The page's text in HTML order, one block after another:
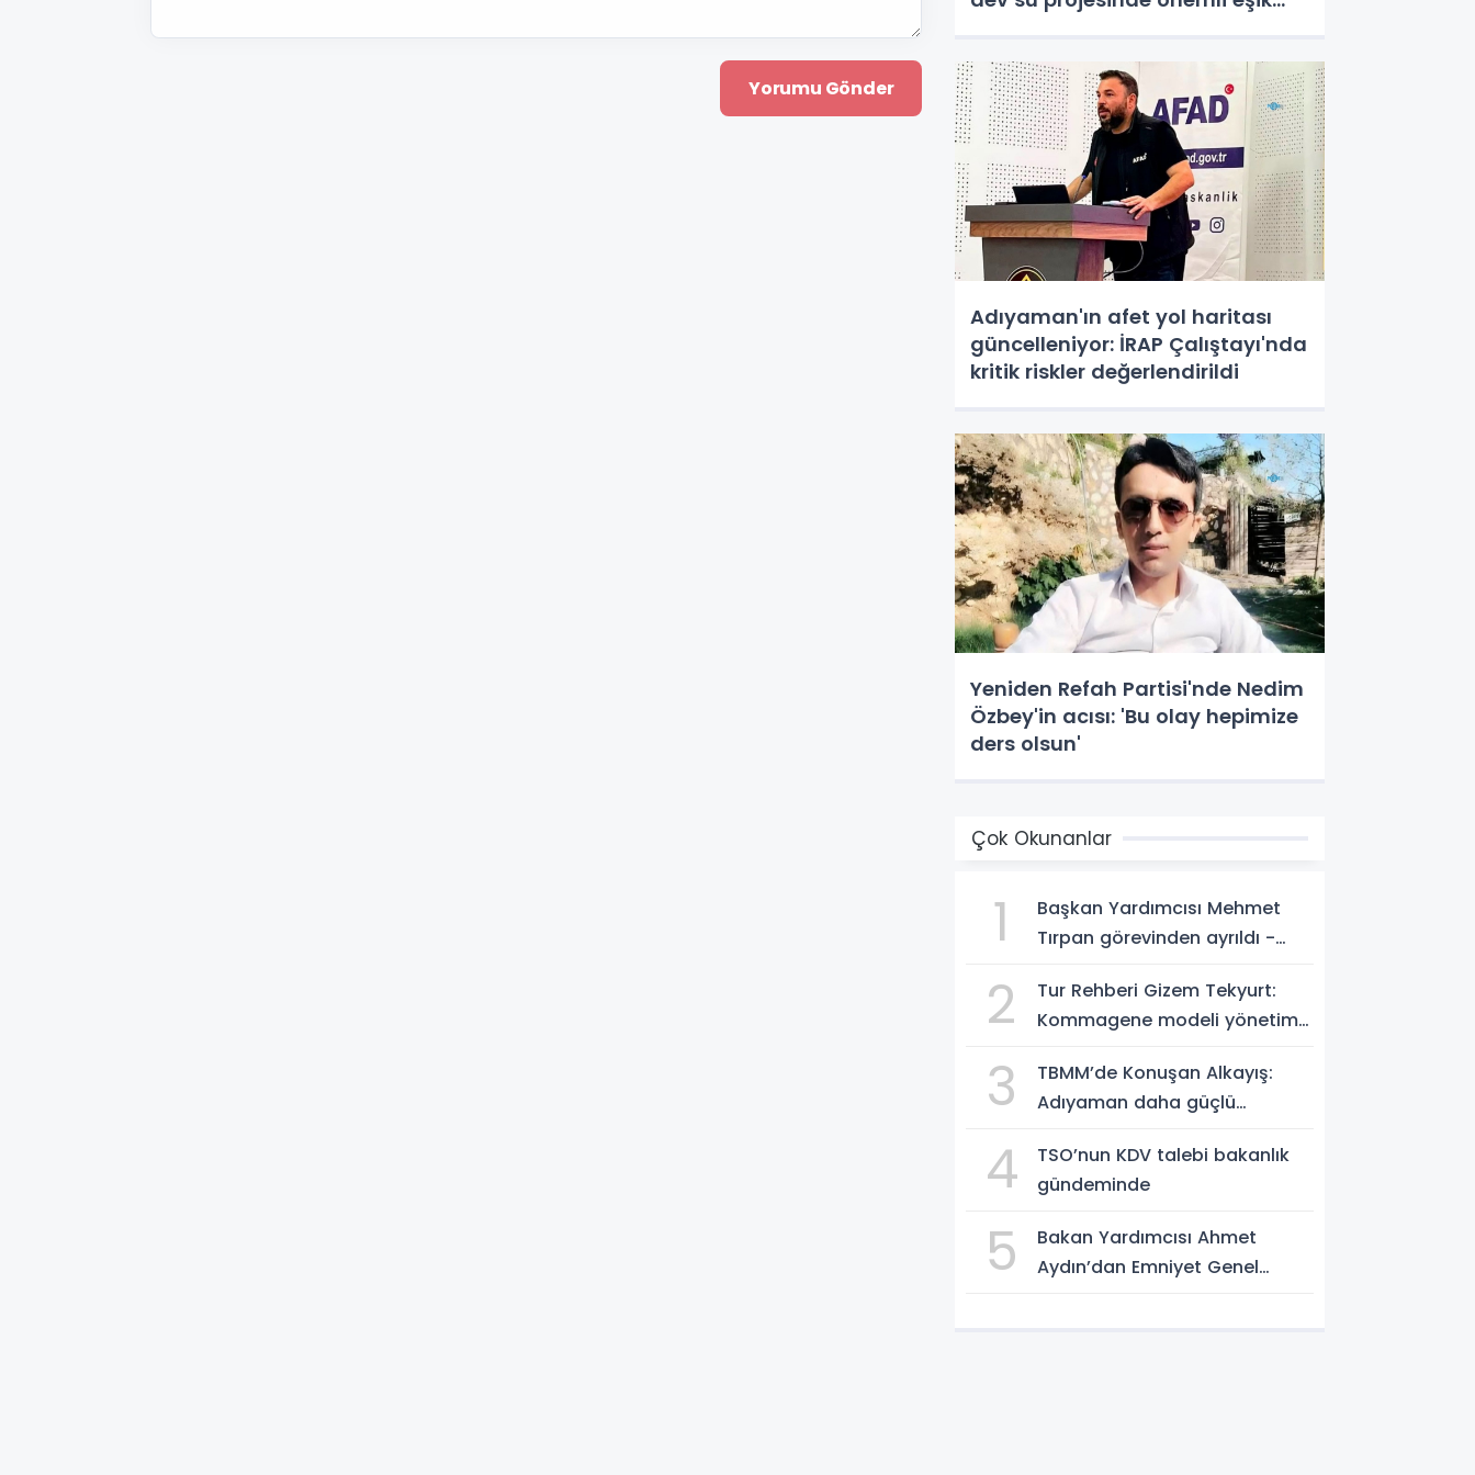
Adıyaman'ın afet yol haritası
güncelleniyor: İRAP Çalıştayı'nda
kritik riskler değerlendirildi
Yeniden Refah Partisi'nde Nedim
Özbey'in acısı: 'Bu olay hepimize
ders olsun'
Çok Okunanlar
1
Başkan Yardımcısı Mehmet
Tırpan görevinden ayrıldı -
2
Tur Rehberi Gizem Tekyurt:
Kommagene modeli yönetim
3
TBMM’de Konuşan Alkayış:
Adıyaman daha güçlü
4
TSO’nun KDV talebi bakanlık
gündeminde
5
Bakan Yardımcısı Ahmet
Aydın’dan Emniyet Genel